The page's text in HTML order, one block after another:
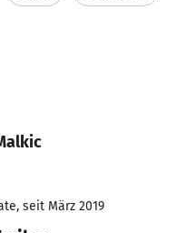
seit März 2019